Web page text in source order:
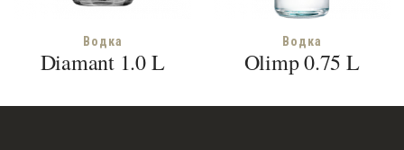
Водка
Diamant 1.0 L
Водка
Olimp 0.75 L